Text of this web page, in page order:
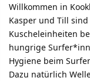
Willkommen in
Kasper und Till
Kuscheleinheiten
hungrige
Hygiene beim
Dazu natürlich